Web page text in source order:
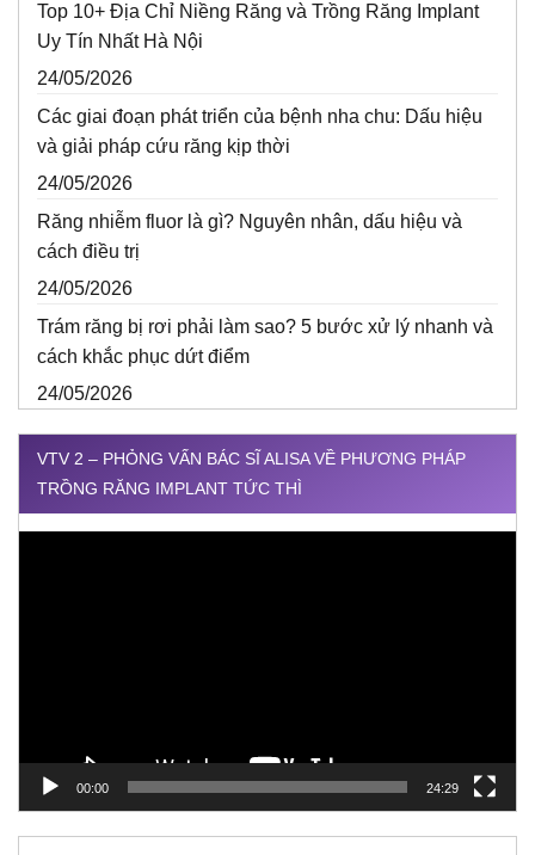
Top 10+ Địa Chỉ Niềng Răng và Trồng Răng Implant
Uy Tín Nhất Hà Nội
24/05/2026
Các giai đoạn phát triển của bệnh nha chu: Dấu hiệu
và giải pháp cứu răng kịp thời
24/05/2026
Răng nhiễm fluor là gì? Nguyên nhân, dấu hiệu và
cách điều trị
24/05/2026
Trám răng bị rơi phải làm sao? 5 bước xử lý nhanh và
cách khắc phục dứt điểm
24/05/2026
VTV 2 – PHỎNG VẤN BÁC SĨ ALISA VỀ PHƯƠNG PHÁP
TRỒNG RĂNG IMPLANT TỨC THÌ
00:00 24:29